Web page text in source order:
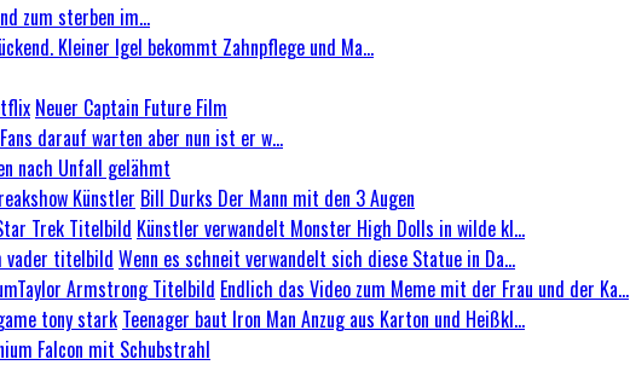
zum sterben im...
Kleiner Igel bekommt Zahnpflege und Ma...
Neuer Captain Future Film
darauf warten aber nun ist er w...
nach Unfall gelähmt
Bill Durks Der Mann mit den 3 Augen
Künstler verwandelt Monster High Dolls in wilde kl...
Wenn es schneit verwandelt sich diese Statue in Da...
Endlich das Video zum Meme mit der Frau und der Ka...
Teenager baut Iron Man Anzug aus Karton und Heißkl...
Falcon mit Schubstrahl